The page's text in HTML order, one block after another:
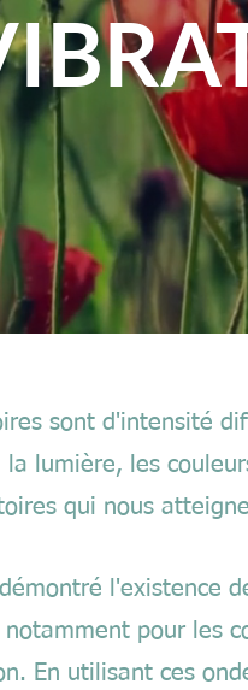
sont d'intensité
lumière, les
qui nous
l'existence
notamment pour les
En utilisant ces